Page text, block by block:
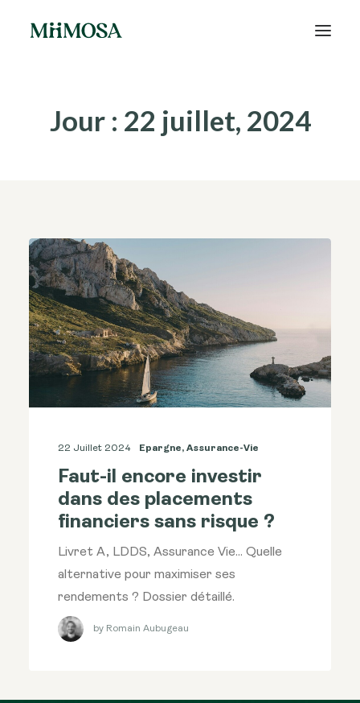
Épargne
Recherche
Jour : 22 juillet, 2024
22 Juillet 2024 Epargne, Assurance-Vie
Faut-il encore investir
dans des placements
financiers sans risque ?
Livret A, LDDS, Assurance Vie... Quelle
alternative pour maximiser ses
rendements ? Dossier détaillé.
by Romain Aubugeau